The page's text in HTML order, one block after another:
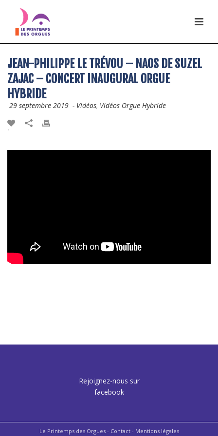
JEAN-PHILIPPE LE TRÉVOU – NAOS DE SUZEL
ZAJAC – CONCERT INAUGURAL ORGUE
HYBRIDE
29 septembre 2019 - Vidéos, Vidéos Orgue Hybride
1
Rejoignez-nous sur
facebook
Le Printemps des Orgues - Contact- Mentions légales